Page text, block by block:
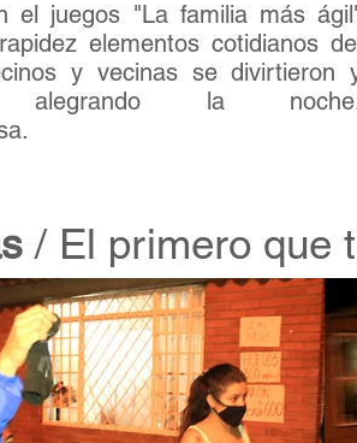
el juegos "La familia más
elementos cotidianos
y vecinas se divirtieron
alegrando la
/ El primero que